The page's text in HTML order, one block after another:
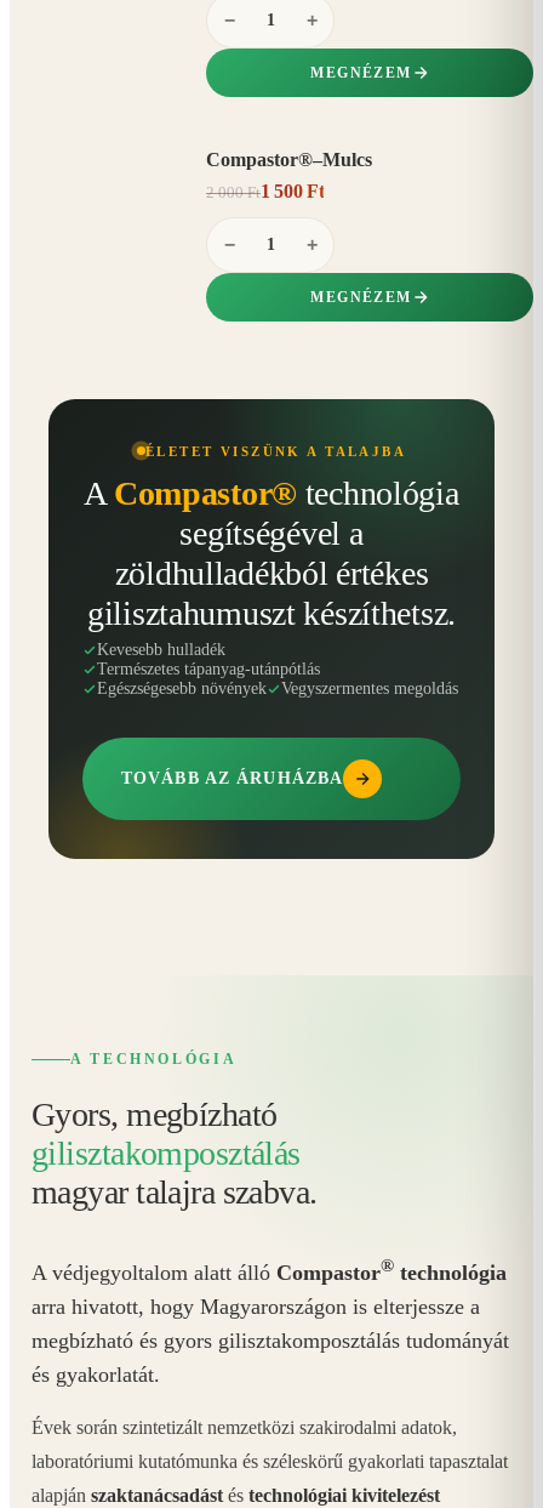
− +
MEGNÉZEM
Compastor®–Mulcs
2 000 Ft1 500 Ft
− +
MEGNÉZEM
ÉLETET VISZÜNK A TALAJBA
A Compastor® technológia
segítségével a
zöldhulladékból értékes
gilisztahumuszt készíthetsz.
Kevesebb hulladék
Természetes tápanyag-utánpótlás
Egészségesebb növények
Vegyszermentes megoldás
TOVÁBB AZ ÁRUHÁZBA
A TECHNOLÓGIA
Gyors, megbízható
gilisztakomposztálás
magyar talajra szabva.
A védjegyoltalom alatt álló Compastor® technológia
arra hivatott, hogy Magyarországon is elterjessze a
megbízható és gyors gilisztakomposztálás tudományát
és gyakorlatát.
Évek során szintetizált nemzetközi szakirodalmi adatok,
laboratóriumi kutatómunka és széleskörű gyakorlati tapasztalat
alapján szaktanácsadást és technológiai kivitelezést